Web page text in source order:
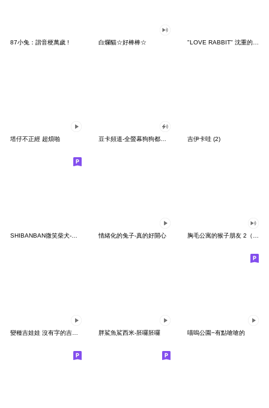
87小兔：諧音梗萬歲 ! 白爛貓☆好棒棒☆ "LOVE RABBIT" 沈重的愛 台灣版
塔仔不正經 超煩啪 吉伊卡哇 (2)
SHIBANBAN微笑柴犬-廢柴寶寶日常 情緒化的兔子-真的好開心 胸毛公寓的猴子朋友 2（有聲動態）
胖鯊魚鯊西米-胚囉胚囉 喵嗚公園−有點嗆嗆的